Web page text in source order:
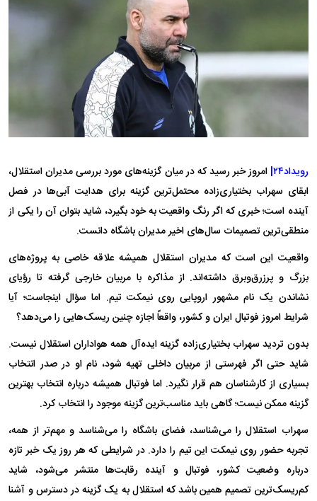
رویداد۲۴|
امروز خبر رسید که در میان گزینه‌های مورد بررسی مدیران استقلال،
ابقای سهراب بختیاری‌زاده محتمل‌ترین گزینه برای هدایت آبی‌ها در فصل
آینده است؛ خبری که اگر رنگ واقعیت به خود بگیرد، شاید بتوان آن را یکی از
منطقی‌ترین تصمیمات سال‌های اخیر مدیران باشگاه دانست.
واقعیت این است که مدیران استقلال همیشه علاقه خاصی به پروژه‌های
بزرگ و پرزرق‌وبرق داشته‌اند. از مذاکره با مربیان خارجی گرفته تا رؤیای
نشاندن یک نام مشهور اروپایی روی نیمکت تیم. اما سؤال اینجاست؛ آیا
شرایط امروز فوتبال ایران و کشور، واقعاً اجازه چنین ریسک‌هایی را می‌دهد؟
بدون تردید سهراب بختیاری‌زاده گزینه ایده‌آل همه هواداران استقلال نیست.
شاید حتی اگر فهرستی از مربیان داخلی تهیه شود، نام او در صدر انتخاب
بسیاری از کارشناسان هم قرار نگیرد. اما فوتبال همیشه درباره انتخاب بهترین
گزینه ممکن نیست؛ گاهی باید مناسب‌ترین گزینه موجود را انتخاب کرد.
سهراب استقلال را می‌شناسد، فضای باشگاه را می‌شناسد و مهم‌تر از همه،
تجربه حضور روی نیمکت این تیم را دارد. در شرایطی که هر روز یک خبر تازه
درباره وضعیت کشور، فوتبال و آینده رقابت‌ها منتشر می‌شود، شاید
کم‌ریسک‌ترین تصمیم همین باشد که استقلال به یک گزینه در دسترس و آشنا